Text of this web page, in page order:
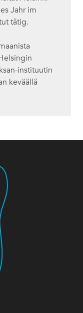
Jahr im
tätig.
instituutin
keväällä